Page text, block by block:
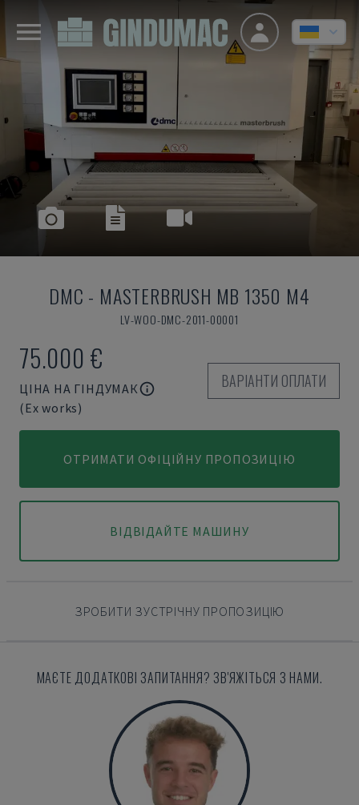
DMC - MASTERBRUSH MB 1350 M4
LV-WOO-DMC-2011-00001
75.000 €
ЦІНА НА ГІНДУМАК
(Ex works)
ВАРІАНТИ ОПЛАТИ
ОТРИМАТИ ОФІЦІЙНУ ПРОПОЗИЦІЮ
ВІДВІДАЙТЕ МАШИНУ
ЗРОБИТИ ЗУСТРІЧНУ ПРОПОЗИЦІЮ
МАЄТЕ ДОДАТКОВІ ЗАПИТАННЯ? ЗВ'ЯЖІТЬСЯ З НАМИ.